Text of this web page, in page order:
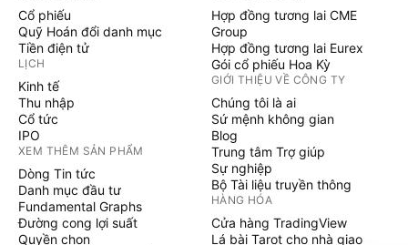
Cổ phiếu
Quỹ Hoán đổi danh mục
Tiền điện tử
LỊCH
Kinh tế
Thu nhập
Cổ tức
IPO
XEM THÊM SẢN PHẨM
Dòng Tin tức
Danh mục đầu tư
Fundamental Graphs
Đường cong lợi suất
Quyền chọn
Hợp đồng tương lai CME
Group
Hợp đồng tương lai Eurex
Gói cổ phiếu Hoa Kỳ
GIỚI THIỆU VỀ CÔNG TY
Chúng tôi là ai
Sứ mệnh không gian
Blog
Trung tâm Trợ giúp
Sự nghiệp
Bộ Tài liệu truyền thông
HÀNG HÓA
Cửa hàng TradingView
Lá bài Tarot cho nhà giao